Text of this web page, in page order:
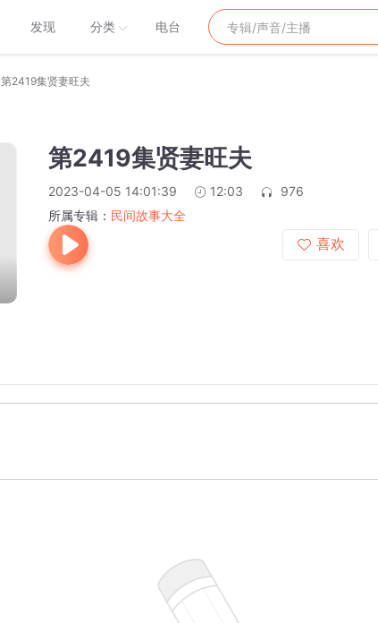
发现 分类 电台
第2419集贤妻旺夫
第2419集贤妻旺夫
2023-04-05 14:01:39 12:03
976
所属专辑： 民间故事大全
喜欢